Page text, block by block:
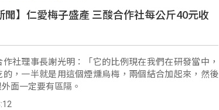
聞】仁愛梅子盛產 三酸合作社每公斤40元收
社理事長謝光明：「它的比例現在我們在研發當中，
，一半就是用這個煙燻烏梅，兩個結合加起來，然後
面一定要有區隔。